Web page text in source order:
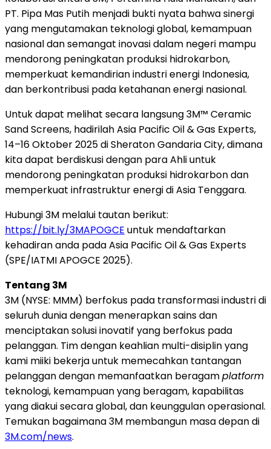
PT. Pipa Mas Putih menjadi bukti nyata bahwa sinergi
yang mengutamakan teknologi global, kemampuan
nasional dan semangat inovasi dalam negeri mampu
mendorong peningkatan produksi hidrokarbon,
memperkuat kemandirian industri energi Indonesia,
dan berkontribusi pada ketahanan energi nasional.
Untuk dapat melihat secara langsung 3M™ Ceramic
Sand Screens, hadirilah Asia Pacific Oil & Gas Experts,
14–16 Oktober 2025 di Sheraton Gandaria City, dimana
kita dapat berdiskusi dengan para Ahli untuk
mendorong peningkatan produksi hidrokarbon dan
memperkuat infrastruktur energi diAsia Tenggara.
Hubungi3M melalui tautan berikut:
https://bit.ly/3MAPOGCE untuk mendaftarkan
kehadiran anda pada Asia Pacific Oil & Gas Experts
(SPE/IATMI APOGCE 2025).
Tentang 3M
3M (NYSE: MMM) berfokus pada transformasi industri di
seluruh dunia dengan menerapkan sains dan
menciptakan solusi inovatif yang berfokus pada
pelanggan. Tim dengan keahlian multi-disiplin yang
kami miiki bekerja untuk memecahkan tantangan
pelanggan dengan memanfaatkan beragamplatform
teknologi, kemampuan yang beragam, kapabilitas
yang diakui secara global, dan keunggulan operasional.
Temukan bagaimana3M membangun masa depan di
3M.com/news.